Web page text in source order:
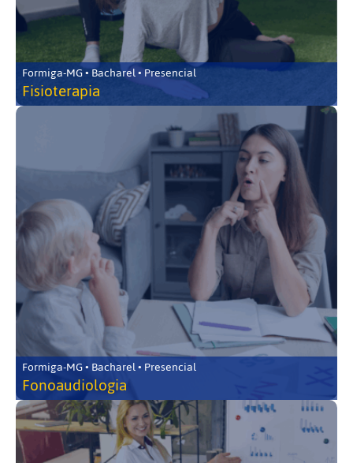
Formiga-MG • Bacharel • Presencial
Fisioterapia
Formiga-MG • Bacharel • Presencial
Fonoaudiologia